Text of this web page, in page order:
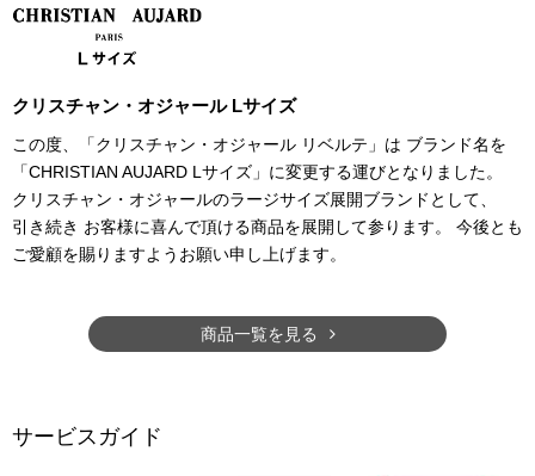
クリスチャン・オジャール Lサイズ
この度、「クリスチャン・オジャール リベルテ」は ブランド名を
「CHRISTIAN AUJARD Lサイズ」に変更する運びとなりました。
クリスチャン・オジャールのラージサイズ展開ブランドとして、
引き続き お客様に喜んで頂ける商品を展開して参ります。 今後とも
ご愛顧を賜りますようお願い申し上げます。
商品一覧を見る
サービスガイド